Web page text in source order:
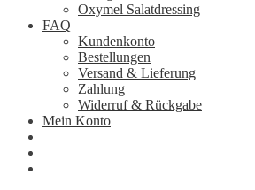
Oxymel Salatdressing
FAQ
Kundenkonto
Bestellungen
Versand & Lieferung
Zahlung
Widerruf & Rückgabe
Mein Konto